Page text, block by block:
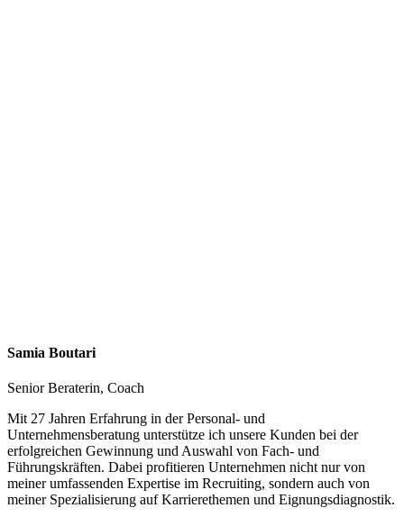
Samia Boutari
Senior Beraterin, Coach
Mit 27 Jahren Erfahrung in der Personal- und
Unternehmensberatung unterstütze ich unsere Kunden bei der
erfolgreichen Gewinnung und Auswahl von Fach- und
Führungskräften. Dabei profitieren Unternehmen nicht nur von
meiner umfassenden Expertise im Recruiting, sondern auch von
meiner Spezialisierung auf Karrierethemen und Eignungsdiagnostik.